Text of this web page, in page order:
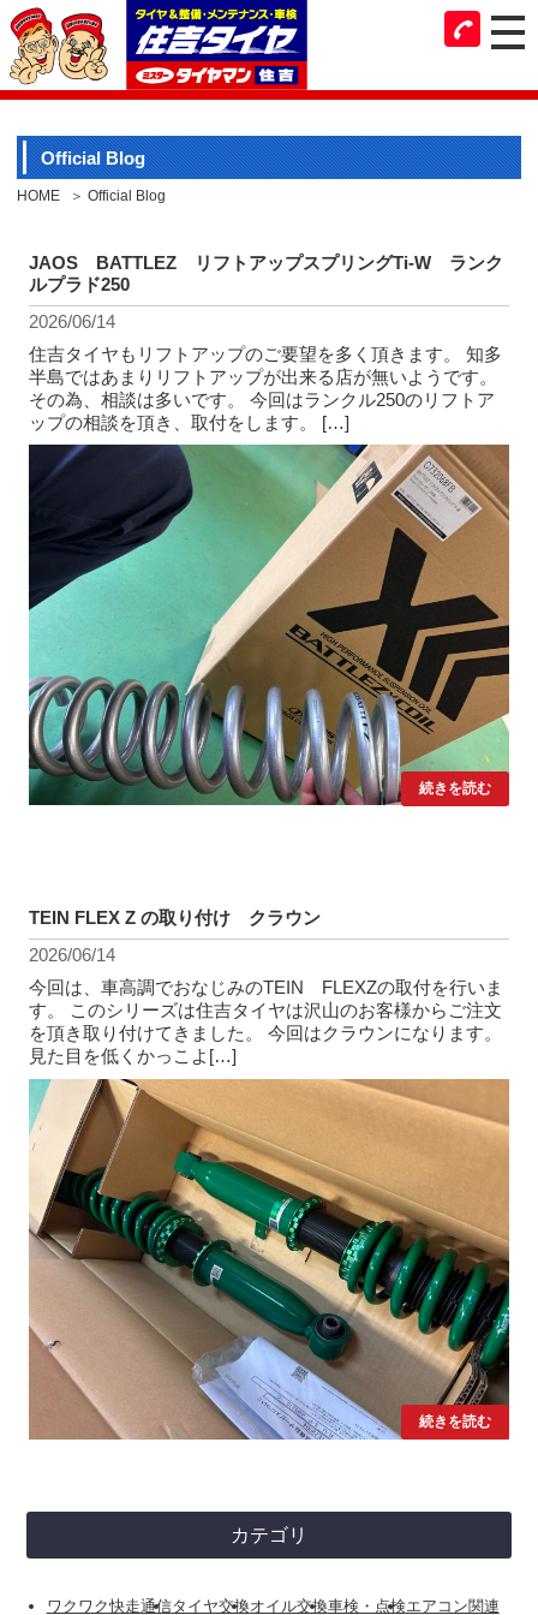
Official Blog
HOME Official Blog
JAOS BATTLEZ リフトアップスプリングTi-W ランク
ルプラド250
2026/06/14
住吉タイヤもリフトアップのご要望を多く頂きます。 知多
半島ではあまりリフトアップが出来る店が無いようです。
その為、相談は多いです。 今回はランクル250のリフトア
ップの相談を頂き、取付をします。 […]
続きを読む
TEIN FLEX Z の取り付け クラウン
2026/06/14
今回は、車高調でおなじみのTEIN FLEXZの取付を行いま
す。 このシリーズは住吉タイヤは沢山のお客様からご注文
を頂き取り付けてきました。 今回はクラウンになります。
見た目を低くかっこよ[…]
続きを読む
カテゴリ
ワクワク快走通信タイヤ交換オイル交換車検・点検エアコン関連